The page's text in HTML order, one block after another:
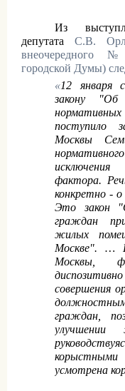
Из
депутатаС.В.
внеочередного
городской Думы)
«12 января
закону "Об
нормативных
поступило
Москвы
исключения
фактора.
конкретно -
Это закон
граждан
жилых
Москве". …
Москвы,
совершения
граждан,
улучшении
усмотрена